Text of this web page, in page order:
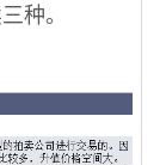
种。